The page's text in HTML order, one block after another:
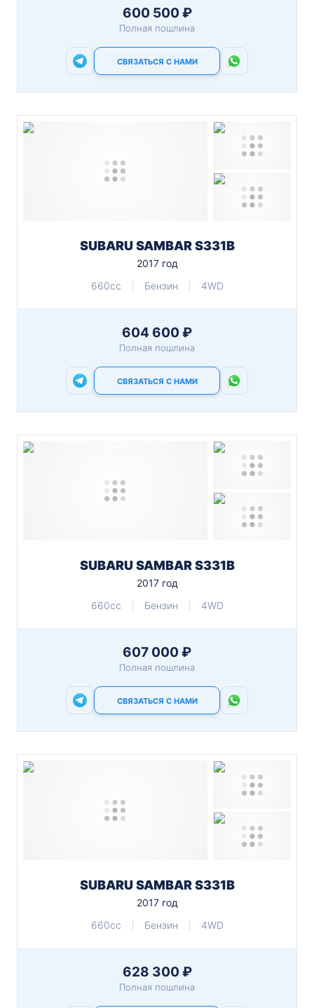
600 500 ₽
Полная пошлина
СВЯЗАТЬСЯ С НАМИ
SUBARU SAMBAR S331B
2017 год
660cc
Бензин 4WD
604 600 ₽
Полная пошлина
СВЯЗАТЬСЯ С НАМИ
SUBARU SAMBAR S331B
2017 год
660cc
Бензин 4WD
607 000 ₽
Полная пошлина
СВЯЗАТЬСЯ С НАМИ
SUBARU SAMBAR S331B
2017 год
660cc
Бензин 4WD
628 300 ₽
Полная пошлина